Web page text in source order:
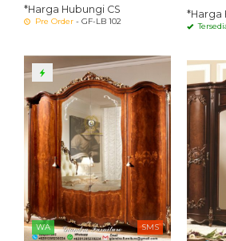
*Harga Hubungi CS
Pre Order - GF-LB 102
*Harga
WA SMS